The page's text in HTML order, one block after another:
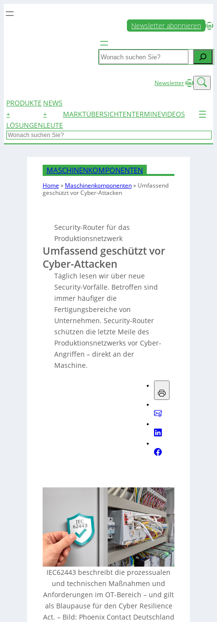
Newsletter abonnieren LinkedIn
Search
NewsletterLinkedIn
PRODUKTE
+
LÖSUNGEN
NEWS
+
LEUTE
MARKTÜBERSICHTENTERMINEVIDEOS
Search
MASCHINENKOMPONENTEN
Home » Maschinenkomponenten» Umfassend
geschützt vor Cyber-Attacken
Security-Router für das
Produktionsnetzwerk
Umfassend geschützt vor
Cyber-Attacken
Täglich lesen wir über neue
Security-Vorfälle. Betroffen sind
immer häufiger die
Fertigungsbereiche von
Unternehmen. Security-Router
schützen die letzte Meile des
Produktionsnetzwerks vor Cyber-
Angriffen – direkt an der
Maschine.
IEC62443 beschreibt die prozessualen
und technischen Maßnahmen und
Anforderungen im OT-Bereich – und gilt
als Blaupause für den Cyber Resilience
Act. – Bild: Phoenix Contact Deutschland